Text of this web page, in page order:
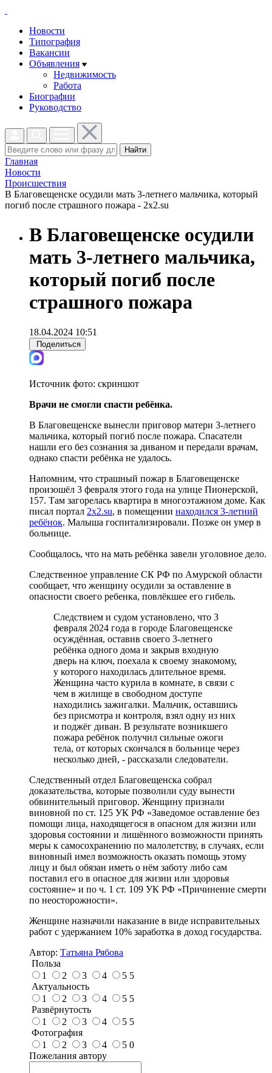
Новости
Типография
Вакансии
Объявления
Недвижимость
Работа
Биографии
Руководство
Найти
Главная
Новости
Проиcшествия
В Благовещенске осудили мать 3-летнего мальчика, который
погиб после страшного пожара - 2x2.su
В Благовещенске осудили
мать 3-летнего мальчика,
который погиб после
страшного пожара
18.04.2024 10:51
Поделиться
Источник фото: скриншот
Врачи не смогли спасти ребёнка.
В Благовещенске вынесли приговор матери 3-летнего
мальчика, который погиб после пожара. Спасатели
нашли его без сознания за диваном и передали врачам,
однако спасти ребёнка не удалось.
Напомним, что страшный пожар в Благовещенске
произошёл 3 февраля этого года на улице Пионерской,
157. Там загорелась квартира в многоэтажном доме. Как
писал портал 2x2.su, в помещении находился 3-летний
ребёнок. Малыша госпитализировали. Позже он умер в
больнице.
Сообщалось, что на мать ребёнка завели уголовное дело.
Следственное управление СК РФ по Амурской области
сообщает, что женщину осудили за оставление в
опасности своего ребенка, повлёкшее его гибель.
Следствием и судом установлено, что 3
февраля 2024 года в городе Благовещенске
осуждённая, оставив своего 3-летнего
ребёнка одного дома и закрыв входную
дверь на ключ, поехала к своему знакомому,
у которого находилась длительное время.
Женщина часто курила в комнате, в связи с
чем в жилище в свободном доступе
находились зажигалки. Мальчик, оставшись
без присмотра и контроля, взял одну из них
и поджёг диван. В результате возникшего
пожара ребёнок получил сильные ожоги
тела, от которых скончался в больнице через
несколько дней, - рассказали следователи.
Следственный отдел Благовещенска собрал
доказательства, которые позволили суду вынести
обвинительный приговор. Женщину признали
виновной по ст. 125 УК РФ «Заведомое оставление без
помощи лица, находящегося в опасном для жизни или
здоровья состоянии и лишённого возможности принять
меры к самосохранению по малолетству, в случаях, если
виновный имел возможность оказать помощь этому
лицу и был обязан иметь о нём заботу либо сам
поставил его в опасное для жизни или здоровья
состояние» и по ч. 1 ст. 109 УК РФ «Причинение смерти
по неосторожности».
Женщине назначили наказание в виде исправительных
работ с удержанием 10% заработка в доход государства.
Автор: Татьяна Рябова
Польза
1
2 3 4 5 5
Актуальность
1
2 3 4 5 5
Развёрнутость
1
2 3 4 5 5
Фотография
1
2 3 4 5 0
Пожелания автору